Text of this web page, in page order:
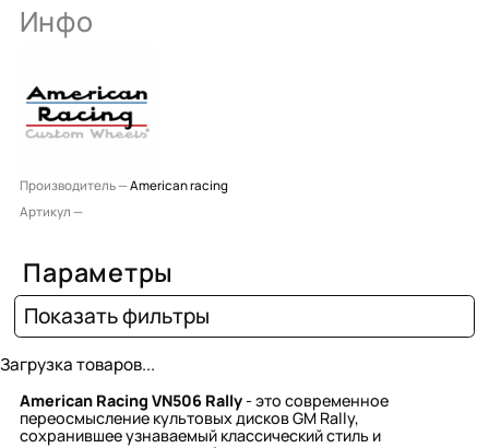
Инфо
Производитель —American racing
Артикул —
Параметры
Показать фильтры
Загрузка товаров...
American Racing VN506 Rally- это современное
переосмысление культовых дисков GM Rally,
сохранившее узнаваемый классический стиль и